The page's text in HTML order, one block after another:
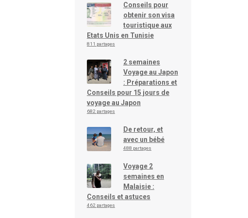
Conseils pour
obtenir son visa
touristique aux
Etats Unis en Tunisie
811 partages
2 semaines
Voyage au Japon
: Préparations et
Conseils pour 15 jours de
voyage au Japon
682 partages
De retour, et
avec un bébé
488 partages
Voyage 2
semaines en
Malaisie :
Conseils et astuces
462 partages